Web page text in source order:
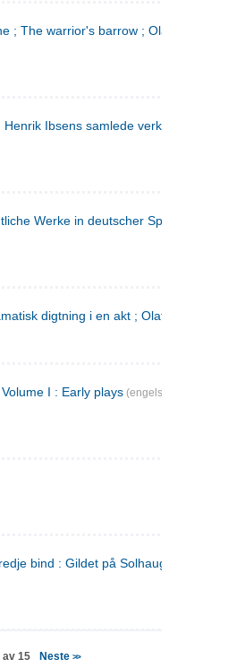
; The warrior's barrow ; Olaf Liljekrans
Ibsens samlede verker. 3
Werke in deutscher Sprache. 2
digtning i en akt ; Olaf Liljekrans :
I : Early plays (engelsk)
bind : Gildet på Solhaug ; Olaf
av 15 Neste>>